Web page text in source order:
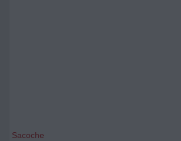
Sacoche